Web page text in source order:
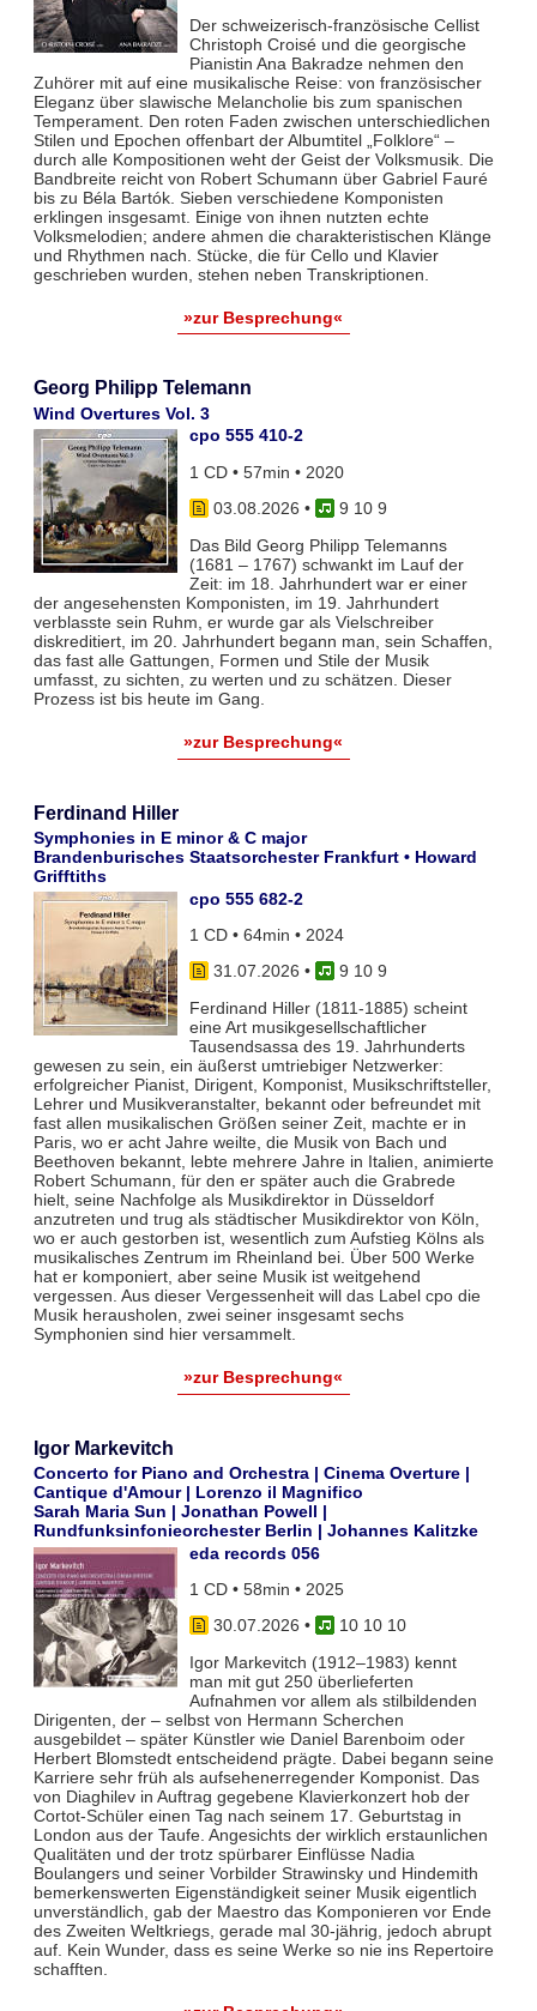
Der schweizerisch-französische Cellist
Christoph Croisé und die georgische
Pianistin Ana Bakradze nehmen den
Zuhörer mit auf eine musikalische Reise: von französischer
Eleganz über slawische Melancholie bis zum spanischen
Temperament. Den roten Faden zwischen unterschiedlichen
Stilen und Epochen offenbart der Albumtitel „Folklore“ –
durch alle Kompositionen weht der Geist der Volksmusik. Die
Bandbreite reicht von Robert Schumann über Gabriel Fauré
bis zu Béla Bartók. Sieben verschiedene Komponisten
erklingen insgesamt. Einige von ihnen nutzten echte
Volksmelodien; andere ahmen die charakteristischen Klänge
und Rhythmen nach. Stücke, die für Cello und Klavier
geschrieben wurden, stehen neben Transkriptionen.
»zur Besprechung«
Georg Philipp Telemann
Wind Overtures Vol. 3
cpo 555 410-2
1 CD • 57min • 2020
03.08.2026 •
9 10 9
Das Bild Georg Philipp Telemanns
(1681 – 1767) schwankt im Lauf der
Zeit: im 18. Jahrhundert war er einer
der angesehensten Komponisten, im 19. Jahrhundert
verblasste sein Ruhm, er wurde gar als Vielschreiber
diskreditiert, im 20. Jahrhundert begann man, sein Schaffen,
das fast alle Gattungen, Formen und Stile der Musik
umfasst, zu sichten, zu werten und zu schätzen. Dieser
Prozess ist bis heute im Gang.
»zur Besprechung«
Ferdinand Hiller
Symphonies in E minor & C major
Brandenburisches Staatsorchester Frankfurt • Howard
Grifftiths
cpo 555 682-2
1 CD • 64min • 2024
31.07.2026 •
9 10 9
Ferdinand Hiller (1811-1885) scheint
eine Art musikgesellschaftlicher
Tausendsassa des 19. Jahrhunderts
gewesen zu sein, ein äußerst umtriebiger Netzwerker:
erfolgreicher Pianist, Dirigent, Komponist, Musikschriftsteller,
Lehrer und Musikveranstalter, bekannt oder befreundet mit
fast allen musikalischen Größen seiner Zeit, machte er in
Paris, wo er acht Jahre weilte, die Musik von Bach und
Beethoven bekannt, lebte mehrere Jahre in Italien, animierte
Robert Schumann, für den er später auch die Grabrede
hielt, seine Nachfolge als Musikdirektor in Düsseldorf
anzutreten und trug als städtischer Musikdirektor von Köln,
wo er auch gestorben ist, wesentlich zum Aufstieg Kölns als
musikalisches Zentrum im Rheinland bei. Über 500 Werke
hat er komponiert, aber seine Musik ist weitgehend
vergessen. Aus dieser Vergessenheit will das Label cpo die
Musik herausholen, zwei seiner insgesamt sechs
Symphonien sind hier versammelt.
»zur Besprechung«
Igor Markevitch
Concerto for Piano and Orchestra | Cinema Overture |
Cantique d'Amour | Lorenzo il Magnifico
Sarah Maria Sun | Jonathan Powell |
Rundfunksinfonieorchester Berlin | Johannes Kalitzke
eda records 056
1 CD • 58min • 2025
30.07.2026 •
10 10 10
Igor Markevitch (1912–1983) kennt
man mit gut 250 überlieferten
Aufnahmen vor allem als stilbildenden
Dirigenten, der – selbst von Hermann Scherchen
ausgebildet – später Künstler wie Daniel Barenboim oder
Herbert Blomstedt entscheidend prägte. Dabei begann seine
Karriere sehr früh als aufsehenerregender Komponist. Das
von Diaghilev in Auftrag gegebene Klavierkonzert hob der
Cortot-Schüler einen Tag nach seinem 17. Geburtstag in
London aus der Taufe. Angesichts der wirklich erstaunlichen
Qualitäten und der trotz spürbarer Einflüsse Nadia
Boulangers und seiner Vorbilder Strawinsky und Hindemith
bemerkenswerten Eigenständigkeit seiner Musik eigentlich
unverständlich, gab der Maestro das Komponieren vor Ende
des Zweiten Weltkriegs, gerade mal 30-jährig, jedoch abrupt
auf. Kein Wunder, dass es seine Werke so nie ins Repertoire
schafften.